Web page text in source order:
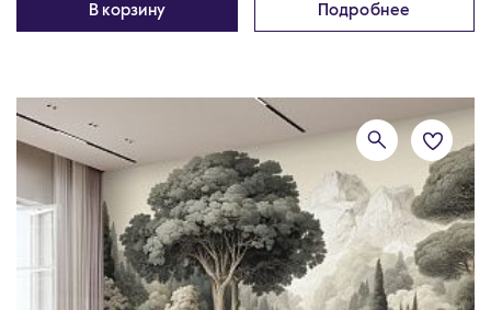
В корзину Подробнее